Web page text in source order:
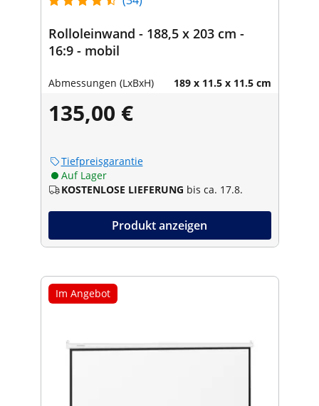
Rolloleinwand - 188,5 x 203 cm -
16:9 - mobil
Abmessungen (LxBxH) 189 x 11.5 x 11.5 cm
135,00 €
Tiefpreisgarantie
Auf Lager
KOSTENLOSE LIEFERUNG bis ca. 17.8.
Produkt anzeigen
Im Angebot